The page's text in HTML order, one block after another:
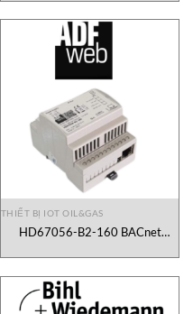
THIẾT BỊ IOT OIL&GAS
HD67056-B2-160 BACnet
Web Vietnam